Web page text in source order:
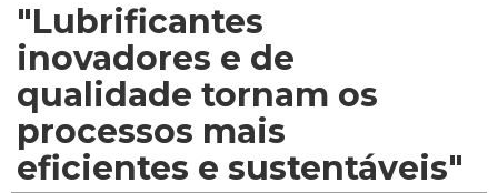
"Lubrificantes
inovadores e de
qualidade tornam os
processos mais
eficientes e sustentáveis"